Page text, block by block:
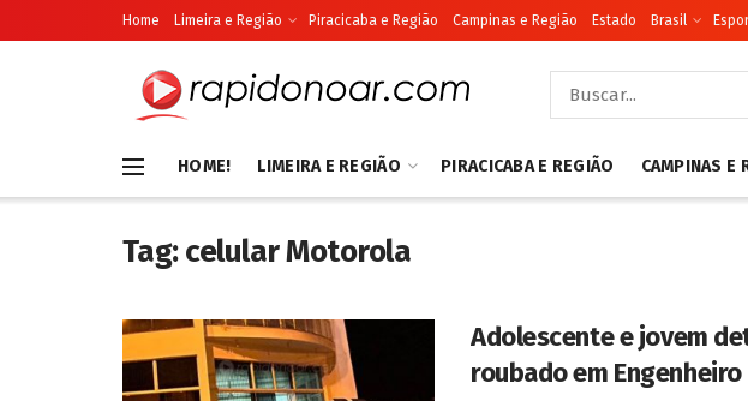
Home Limeira e Região Piracicaba e Região Campinas e Região Estado Brasil
HOME! LIMEIRA E REGIÃO PIRACICABA E REGIÃO CAMPINAS E
Tag:celular Motorola
Adolescente e jovem
roubado em Engenheiro